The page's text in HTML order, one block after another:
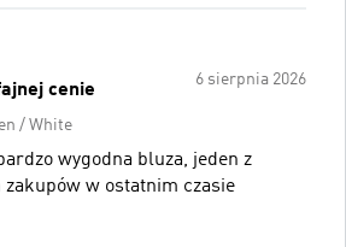
6 sierpnia 2026
cenie
/ White
wygodna bluza, jeden z
w ostatnim czasie